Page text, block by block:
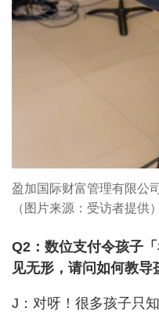
盈加国际财富管理有限公
（图片来源：受访者提供）
Q2：数位支付令孩子
见无形，请问如何教导
J：对呀！很多孩子只